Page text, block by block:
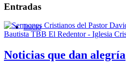
Inicio
Entradas
Noticias que dan alegría